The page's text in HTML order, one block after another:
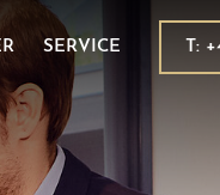
Kaprun
Hohe
SERVICE T: